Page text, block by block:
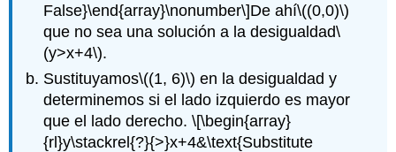
False}\end{array}\nonumber\]De ahí\((0,0)\)
que no sea una solución a la desigualdad\
(y>x+4\).
Sustituyamos\((1, 6)\) en la desigualdad y
determinemos si el lado izquierdo es mayor
que el lado derecho.\[\begin{array}
{rl}y\stackrel{?}{>}x+4&\text{Substitute